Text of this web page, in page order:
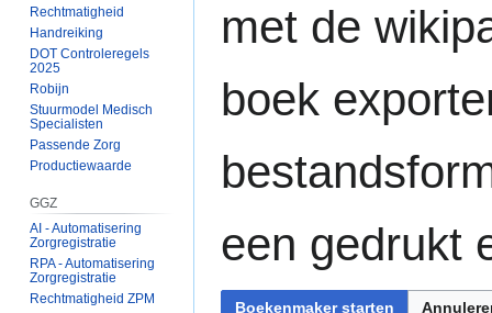
met de
boek
een gedrukt
Boekenmaker starten
Rechtmatigheid
Handreiking
DOT Controleregels
2025
Robijn
Stuurmodel Medisch
Specialisten
Passende Zorg
Productiewaarde
GGZ
AI - Automatisering
Zorgregistratie
RPA - Automatisering
Zorgregistratie
Rechtmatigheid ZPM